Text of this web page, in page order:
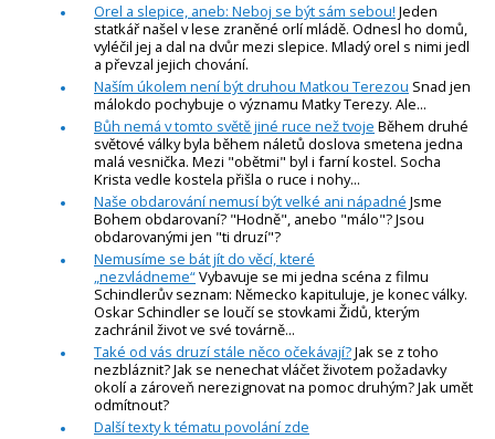
Orel a slepice, aneb: Neboj se být sám sebou! Jeden
statkář našel v lese zraněné orlí mládě. Odnesl ho domů,
vyléčil jej a dal na dvůr mezi slepice. Mladý orel s nimi jedl
a převzal jejich chování.
Naším úkolem není být druhou Matkou Terezou Snad jen
málokdo pochybuje o významu Matky Terezy. Ale...
Bůh nemá v tomto světě jiné ruce než tvoje Během druhé
světové války byla během náletů doslova smetena jedna
malá vesnička. Mezi "obětmi" byl i farní kostel. Socha
Krista vedle kostela přišla o ruce i nohy...
Naše obdarování nemusí být velké ani nápadné Jsme
Bohem obdarovaní? "Hodně", anebo "málo"? Jsou
obdarovanými jen "ti druzí"?
Nemusíme se bát jít do věcí, které
„nezvládneme“Vybavuje se mi jedna scéna z filmu
Schindlerův seznam: Německo kapituluje, je konec války.
Oskar Schindler se loučí se stovkami Židů, kterým
zachránil život ve své továrně...
Také od vás druzí stále něco očekávají?Jak se z toho
nezbláznit? Jak se nenechat vláčet životem požadavky
okolí a zároveň nerezignovat na pomoc druhým? Jak umět
odmítnout?
Další texty k tématu povolání zde